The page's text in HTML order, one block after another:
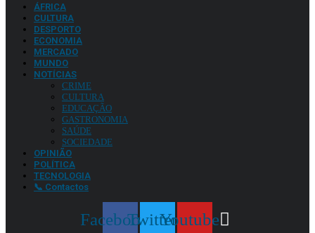
ÁFRICA
CULTURA
DESPORTO
ECONOMIA
MERCADO
MUNDO
NOTÍCIAS
CRIME
CULTURA
EDUCAÇÃO
GASTRONOMIA
SAÚDE
SOCIEDADE
OPINIÃO
POLÍTICA
TECNOLOGIA
📞 Contactos
FacebookTwitterYoutube